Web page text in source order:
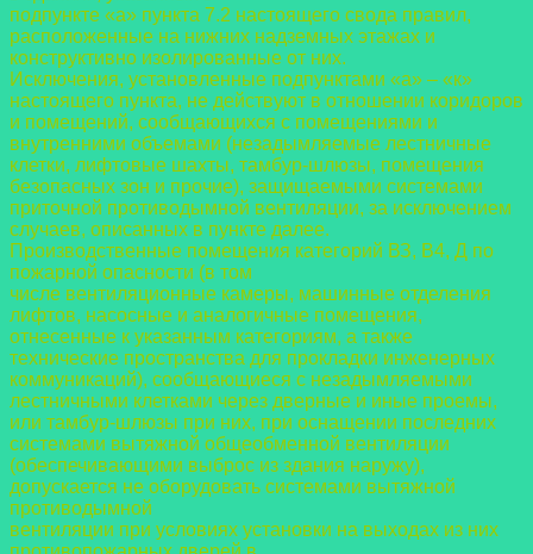
подпункте «а» пункта 7.2 настоящего свода правил,
расположенные на нижних надземных этажах и
конструктивно изолированные от них.
Исключения, установленные подпунктами «а» – «к»
настоящего пункта, не действуют в отношении коридоров
и помещений, сообщающихся с помещениями и
внутренними объемами (незадымляемые лестничные
клетки, лифтовые шахты, тамбур-шлюзы, помещения
безопасных зон и прочие), защищаемыми системами
приточной противодымной вентиляции, за исключением
случаев, описанных в пункте далее.
Производственные помещения категорий ВЗ, В4, Д по
пожарной опасности (в том
числе вентиляционные камеры, машинные отделения
лифтов, насосные и аналогичные помещения,
отнесенные к указанным категориям, а также
технические пространства для прокладки инженерных
коммуникаций), сообщающиеся с незадымляемыми
лестничными клетками через дверные и иные проемы,
или тамбур-шлюзы при них, при оснащении последних
системами вытяжной общеобменной вентиляции
(обеспечивающими выброс из здания наружу),
допускается не оборудовать системами вытяжной
противодымной
вентиляции при условиях установки на выходах из них